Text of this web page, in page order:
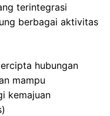
terintegrasi
berbagai aktivitas
hubungan
mampu
kemajuan